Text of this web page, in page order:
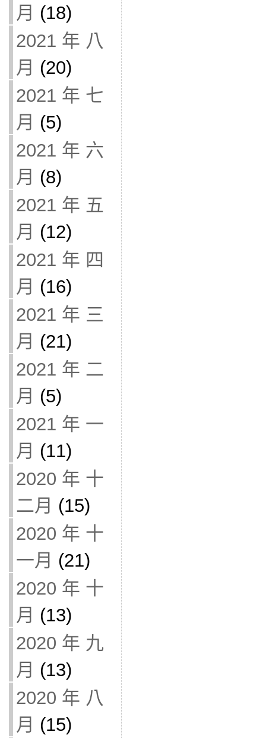
月 (18)
2021 年 八
月 (20)
2021 年 七
月 (5)
2021 年 六
月 (8)
2021 年 五
月 (12)
2021 年 四
月 (16)
2021 年 三
月 (21)
2021 年 二
月 (5)
2021 年 一
月 (11)
2020 年 十
二月 (15)
2020 年 十
一月 (21)
2020 年 十
月 (13)
2020 年 九
月 (13)
2020 年 八
月 (15)